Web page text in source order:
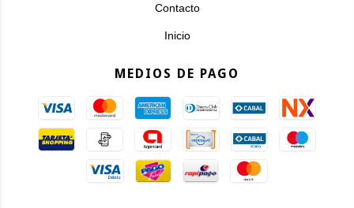
Contacto
Inicio
MEDIOS DE PAGO